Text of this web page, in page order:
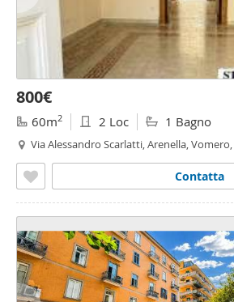
800€
60m2 2 Loc 1 Bagno
Via Alessandro Scarlatti, Arenella,
Contatta